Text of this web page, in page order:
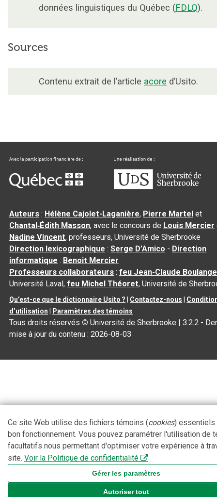
données linguistiques du Québec (FDLQ).
Sources
Contenu extrait de l’article acore d’Usito.
Auteurs : Hélène Cajolet-Laganière, Pierre Martel et
Chantal‑Édith Masson, avec le concours de Louis Mercier
Nadine Vincent, professeurs, Université de Sherbrooke
Direction lexicographique :Serge D’Amico - Direction
informatique : Benoit Mercier
Professeurs collaborateurs :feu Jean-Claude
Université Laval,feu Michel Théoret, Université de
Qu’est-ce que le dictionnaire Usito ? Contactez-nous
d’utilisation
Paramètres des témoins
Tous droits réservés © Université de Sherbrooke |3.2.2 -
mise à jour du contenu :2026-08-03
Ce site Web utilise des fichiers témoins (cookies) essentiels
bon fonctionnement. Vous pouvez paramétrer l'utilisation de
facultatifs nous permettant d'optimiser votre expérience à
site. Voir la Politique de confidentialité
Gérer les paramètres
Autoriser tout